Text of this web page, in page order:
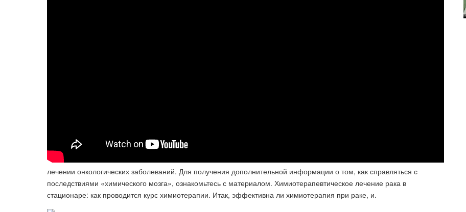
лечении онкологических заболеваний. Для получения дополнительной информации о том, как справляться с
последствиями «химического мозга», ознакомьтесь с материалом. Химиотерапевтическое лечение рака в
стационаре: как проводится курс химиотерапии. Итак, эффективна ли химиотерапия при раке, и.